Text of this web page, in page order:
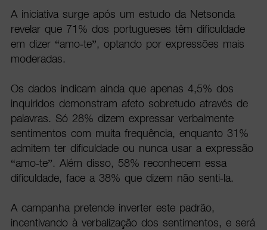
A iniciativa surge após um estudo da Netsonda
revelar que 71% dos portugueses têm dificuldade
em dizer “amo-te”, optando por expressões mais
moderadas.
Os dados indicam ainda que apenas 4,5% dos
inquiridos demonstram afeto sobretudo através de
palavras. Só 28% dizem expressar verbalmente
sentimentos com muita frequência, enquanto 31%
admitem ter dificuldade ou nunca usar a expressão
“amo-te”. Além disso, 58% reconhecem essa
dificuldade, face a 38% que dizem não senti-la.
A campanha pretende inverter este padrão,
incentivando à verbalização dos sentimentos, e será